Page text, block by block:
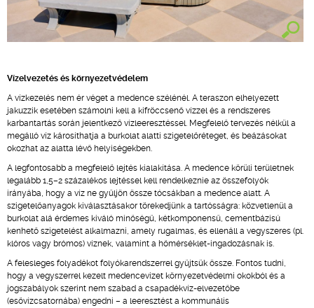
Vízelvezetés és környezetvédelem
A vízkezelés nem ér véget a medence szélénél. A teraszon elhelyezett
jakuzzik esetében számolni kell a kifröccsenő vízzel és a rendszeres
karbantartás során jelentkező vízleeresztéssel. Megfelelő tervezés nélkül a
megálló víz károsíthatja a burkolat alatti szigetelőréteget, és beázásokat
okozhat az alatta lévő helyiségekben.
A legfontosabb a megfelelő lejtés kialakítása. A medence körüli területnek
legalább 1,5–2 százalékos lejtéssel kell rendelkeznie az összefolyók
irányába, hogy a víz ne gyűljön össze tócsákban a medence alatt. A
szigetelőanyagok kiválasztásakor törekedjünk a tartósságra: közvetlenül a
burkolat alá érdemes kiváló minőségű, kétkomponensű, cementbázisú
kenhető szigetelést alkalmazni, amely rugalmas, és ellenáll a vegyszeres (pl.
klóros vagy brómos) víznek, valamint a hőmérséklet-ingadozásnak is.
A felesleges folyadékot folyókarendszerrel gyűjtsük össze. Fontos tudni,
hogy a vegyszerrel kezelt medencevizet környezetvédelmi okokból és a
jogszabályok szerint nem szabad a csapadékvíz-elvezetőbe
(esővízcsatornába) engedni – a leeresztést a kommunális